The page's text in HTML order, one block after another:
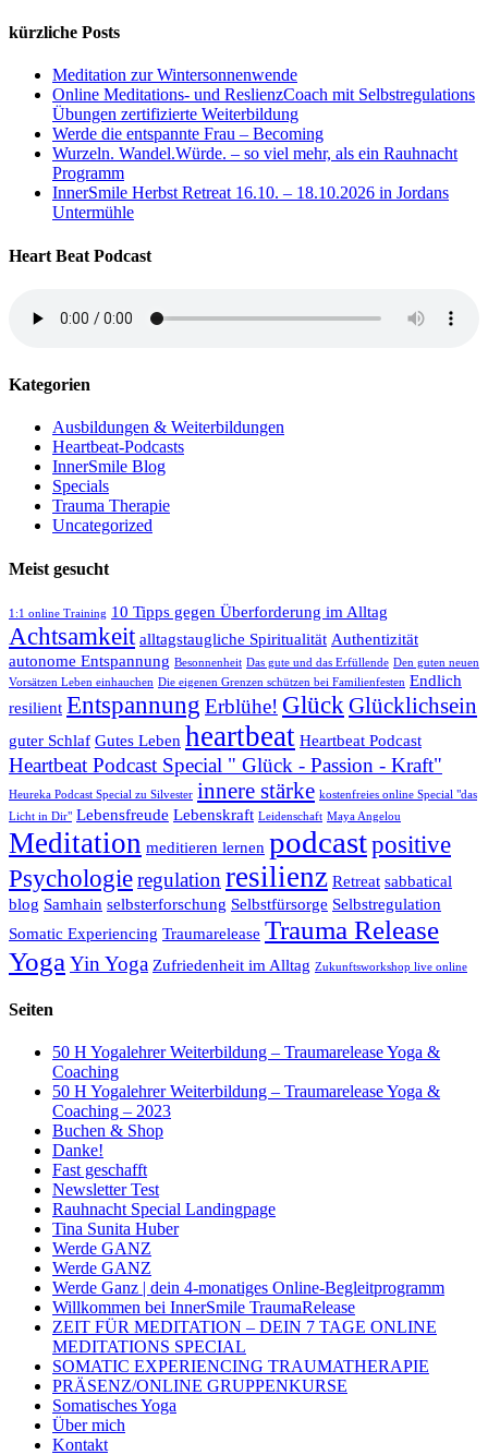
kürzliche Posts
Meditation zur Wintersonnenwende
Online Meditations- und ReslienzCoach mit Selbstregulations
Übungen zertifizierte Weiterbildung
Werde die entspannte Frau – Becoming
Wurzeln. Wandel.Würde. – so viel mehr, als ein Rauhnacht
Programm
InnerSmile Herbst Retreat 16.10. – 18.10.2026 in Jordans
Untermühle
Heart Beat Podcast
Kategorien
Ausbildungen & Weiterbildungen
Heartbeat-Podcasts
InnerSmile Blog
Specials
Trauma Therapie
Uncategorized
Meist gesucht
1:1 online Training 10 Tipps gegen Überforderung im Alltag
Achtsamkeit alltagstaugliche Spiritualität Authentizität
autonome Entspannung Besonnenheit Das gute und das Erfüllende Den guten neuen
Vorsätzen Leben einhauchen Die eigenen Grenzen schützen bei Familienfesten Endlich
resilient Entspannung Erblühe! Glück Glücklichsein
guter Schlaf Gutes Leben heartbeat Heartbeat Podcast
Heartbeat Podcast Special " Glück - Passion - Kraft"
Heureka Podcast Special zu Silvester innere stärke kostenfreies online Special "das
Licht in Dir" Lebensfreude Lebenskraft Leidenschaft Maya Angelou
Meditation meditieren lernen podcastpositive
Psychologieregulation resilienz Retreat sabbatical
blog Samhain selbsterforschung Selbstfürsorge Selbstregulation
Somatic Experiencing Traumarelease Trauma Release
Yoga Yin Yoga Zufriedenheit im Alltag Zukunftsworkshop live online
Seiten
50 H Yogalehrer Weiterbildung – Traumarelease Yoga &
Coaching
50 H Yogalehrer Weiterbildung – Traumarelease Yoga &
Coaching – 2023
Buchen & Shop
Danke!
Fast geschafft
Newsletter Test
Rauhnacht Special Landingpage
Tina Sunita Huber
Werde GANZ
Werde GANZ
Werde Ganz | dein 4-monatiges Online-Begleitprogramm
Willkommen bei InnerSmile TraumaRelease
ZEIT FÜR MEDITATION – DEIN 7 TAGE ONLINE
MEDITATIONS SPECIAL
SOMATIC EXPERIENCING TRAUMATHERAPIE
PRÄSENZ/ONLINE GRUPPENKURSE
Somatisches Yoga
Über mich
Kontakt